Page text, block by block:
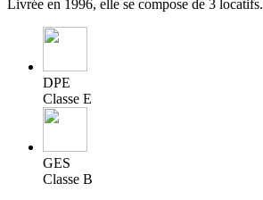
Livrée en 1996, elle se compose de 3 locatifs.
DPE
Classe E
GES
Classe B